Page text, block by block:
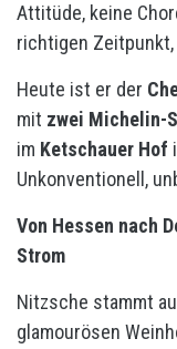
Attitüde, keine
richtigen
Heute ist er der
mit zwei Michelin-
im Ketschauer Hof
Unkonventionell,
Von Hessen nach
Strom
Nitzsche stammt
glamourösen